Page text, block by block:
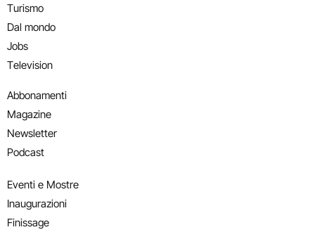
Turismo
Dal mondo
Jobs
Television
Abbonamenti
Magazine
Newsletter
Podcast
Eventi e Mostre
Inaugurazioni
Finissage